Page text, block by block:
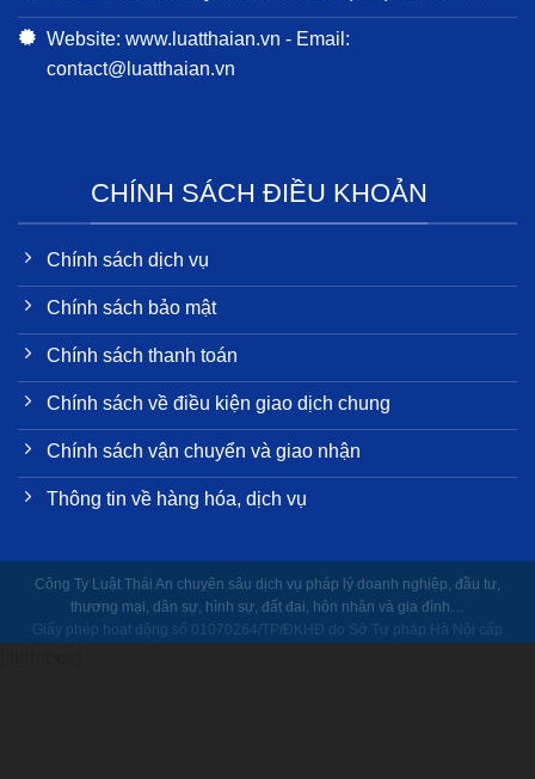
Website: www.luatthaian.vn - Email:
contact@luatthaian.vn
CHÍNH SÁCH ĐIỀU KHOẢN
Chính sách dịch vụ
Chính sách bảo mật
Chính sách thanh toán
Chính sách về điều kiện giao dịch chung
Chính sách vận chuyển và giao nhận
Thông tin về hàng hóa, dịch vụ
Công Ty Luật Thái An chuyên sâu dịch vụ pháp lý doanh nghiệp, đầu tư,
thương mại, dân sự, hình sự, đất đai, hôn nhân và gia đình…
Giấy phép hoạt động số 01070264 /TP/ĐKHĐ do Sở Tư pháp Hà Nội cấp